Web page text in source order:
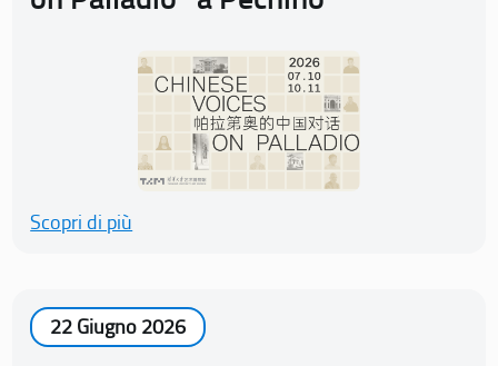
Scopri di più
22 Giugno 2026